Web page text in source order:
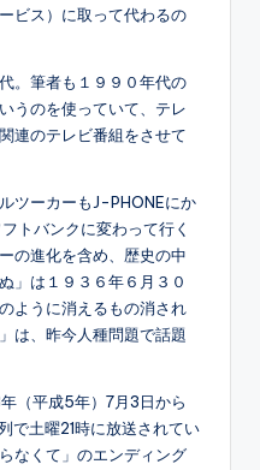
ビス）に取って代わるの
。筆者も１９９０年代の
うのを使っていて、テレ
連のテレビ番組をさせて
ツーカーもJ-PHONEにか
トバンクに変わって行く
の進化を含め、歴史の中
」は１９３６年６月３０
ように消えるもの消され
は、昨今人種問題で話題
（平成5年）7月3日から
で土曜21時に放送されてい
なくて」のエンディング